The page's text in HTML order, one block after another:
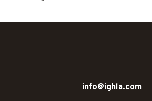
info@ighla.com